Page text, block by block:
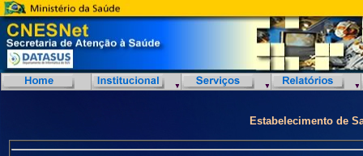
Estabelecimento de